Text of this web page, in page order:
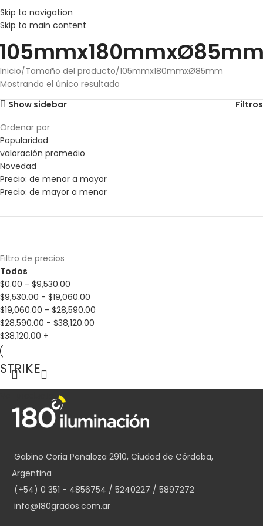
Skip to navigation
Skip to main content
Inicio Tamaño del producto 105mmx180mmxØ85mm
Mostrando el único resultado
Show sidebar
Filtros
Ordenar por
Popularidad
valoración promedio
Novedad
Precio: de menor a mayor
Precio: de mayor a menor
Filtro de precios
Todos
$0.00 - $9,530.00
$9,530.00 - $19,060.00
$19,060.00 - $28,590.00
$28,590.00 - $38,120.00
$38,120.00 +
STRIKE
Gabino Coria Peñaloza 2910, Ciudad de Córdoba,
Argentina
(+54) 0 351 - 4856754 / 5240227 / 5897272
info@180grados.com.ar